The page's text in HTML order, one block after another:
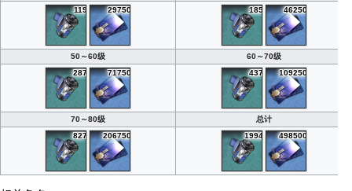
119
29750 185 46250
50～60级
60～70级
287
71750 437 109250
70～80级
总计
827
206750 1994 498500